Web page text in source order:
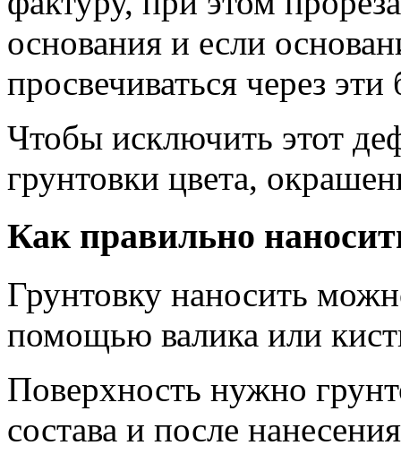
основания и если
просвечиваться через
Чтобы исключить этот
грунтовки цвета,
Как правильно
Грунтовку наносить
помощью валика или
Поверхность нужно
состава и после